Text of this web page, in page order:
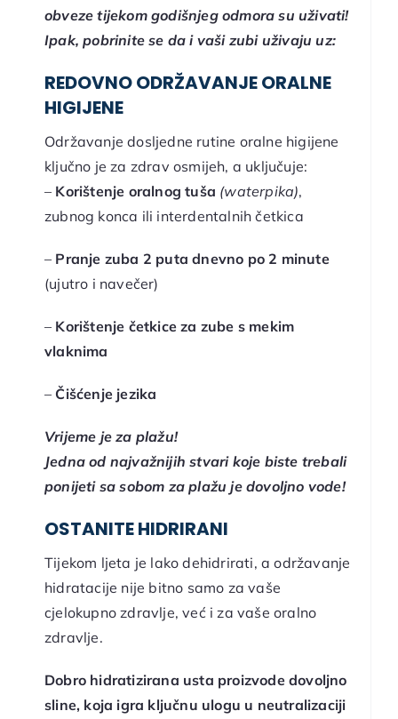
obveze tijekom godišnjeg odmora su uživati!
Ipak, pobrinite se da i vaši zubi uživaju uz:
REDOVNO ODRŽAVANJE ORALNE
HIGIJENE
Održavanje dosljedne rutine oralne higijene
ključno je za zdrav osmijeh, a uključuje:
– Korištenje oralnog tuša (waterpika),
zubnog konca ili interdentalnih četkica
– Pranje zuba 2 puta dnevno po 2 minute
(ujutro i navečer)
– Korištenje četkice za zube s mekim
vlaknima
– Čišćenje jezika
Vrijeme je za plažu!
Jedna od najvažnijih stvari koje biste trebali
ponijeti sa sobom za plažu je dovoljno vode!
OSTANITE HIDRIRANI
Tijekom ljeta je lako dehidrirati, a održavanje
hidratacije nije bitno samo za vaše
cjelokupno zdravlje, već i za vaše oralno
zdravlje.
Dobro hidratizirana usta proizvode dovoljno
sline, koja igra ključnu ulogu u neutralizaciji